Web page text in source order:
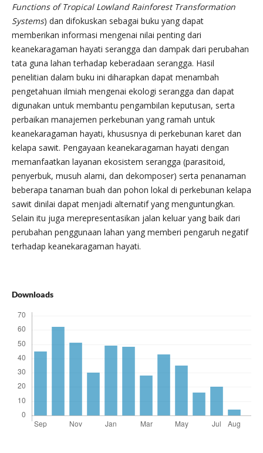
Functions of Tropical Lowland Rainforest Transformation
Systems) dan difokuskan sebagai buku yang dapat
memberikan informasi mengenai nilai penting dari
keanekaragaman hayati serangga dan dampak dari perubahan
tata guna lahan terhadap keberadaan serangga. Hasil
penelitian dalam buku ini diharapkan dapat menambah
pengetahuan ilmiah mengenai ekologi serangga dan dapat
digunakan untuk membantu pengambilan keputusan, serta
perbaikan manajemen perkebunan yang ramah untuk
keanekaragaman hayati, khususnya di perkebunan karet dan
kelapa sawit. Pengayaan keanekaragaman hayati dengan
memanfaatkan layanan ekosistem serangga (parasitoid,
penyerbuk, musuh alami, dan dekomposer) serta penanaman
beberapa tanaman buah dan pohon lokal di perkebunan kelapa
sawit dinilai dapat menjadi alternatif yang menguntungkan.
Selain itu juga merepresentasikan jalan keluar yang baik dari
perubahan penggunaan lahan yang memberi pengaruh negatif
terhadap keanekaragaman hayati.
Downloads